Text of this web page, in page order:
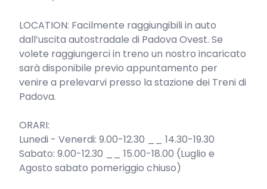
LOCATION: Facilmente raggiungibili in auto
dall’uscita autostradale di Padova Ovest. Se
volete raggiungerci in treno un nostro incaricato
sarà disponibile previo appuntamento per
venire a prelevarvi presso la stazione dei Treni di
Padova.
ORARI:
Lunedi - Venerdi: 9.00-12.30 __ 14.30-19.30
Sabato: 9.00-12.30 __ 15.00-18.00 (Luglio e
Agosto sabato pomeriggio chiuso)